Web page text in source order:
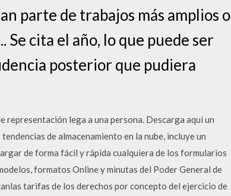
parte de trabajos más amplios o
cita el año, lo que puede ser
posterior que pudiera
representación lega a una persona. Descarga aquí un
de almacenamiento en la nube, incluye un
de forma fácil y rápida cualquiera de los formularios
formatos Online y minutas del Poder General de
tarifas de los derechos por concepto del ejercicio de